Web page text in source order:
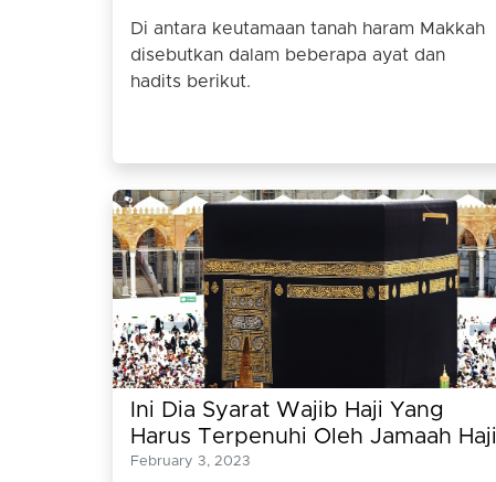
Di antara keutamaan tanah haram Makkah
disebutkan dalam beberapa ayat dan
hadits berikut.
Ini Dia Syarat Wajib Haji Yang
Harus Terpenuhi Oleh Jamaah Haji
February 3, 2023